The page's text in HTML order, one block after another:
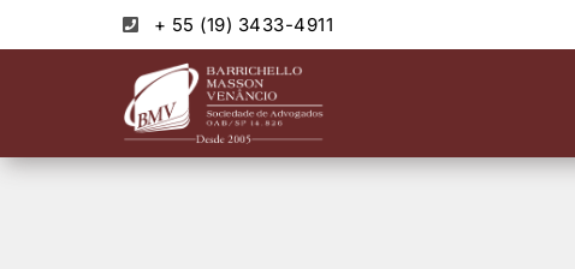
+ 55 (19) 3433-4911